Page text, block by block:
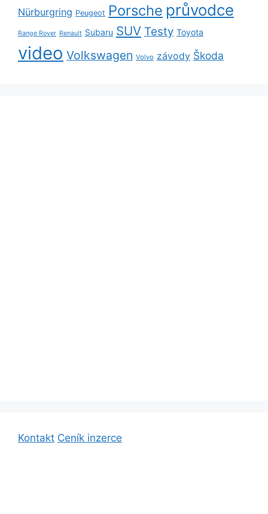
Nürburgring Peugeot Porsche průvodce
Range Rover Renault Subaru SUV Testy Toyota
video Volkswagen Volvo závody Škoda
Kontakt Ceník inzerce